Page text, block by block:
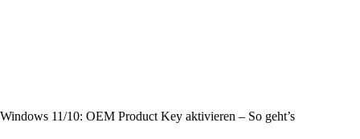
Windows 11/10: OEM Product Key aktivieren – So geht’s